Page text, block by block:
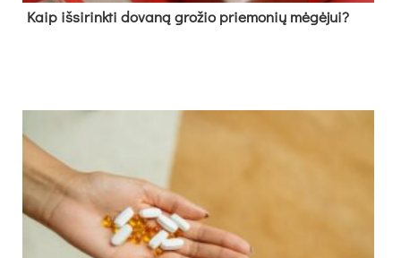
Kaip išsirinkti dovaną grožio priemonių mėgėjui?